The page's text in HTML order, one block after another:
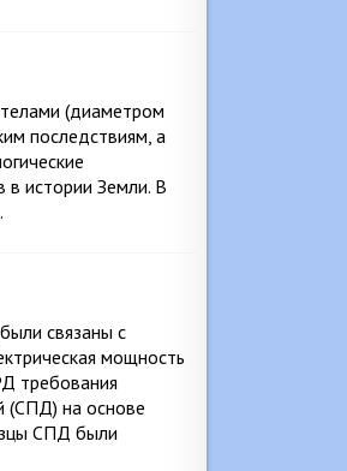
(диаметром
последствиям, а
в истории Земли. В
связаны с
мощность
требования
(СПД) на основе
СПД были